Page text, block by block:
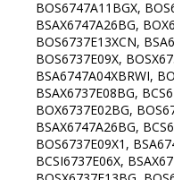
BOS6747A11BGX,
BSAX6747A26BG,
BOS6737E13XCN,
BOS6737E09X,
BSA6747A04XBRWI,
BSAX6737E08BG,
BOX6737E02BG,
BSAX6747A26BG,
BOS6737E09X1,
BCSI6737E06X,